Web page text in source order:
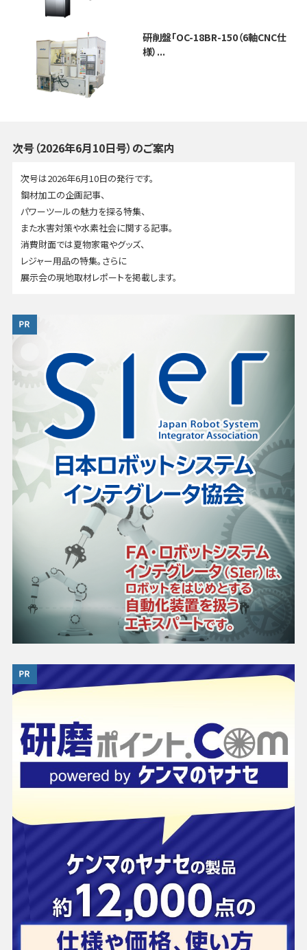
研削盤「OC-18BR-150（6軸CNC仕
様）...
次号（2026年6月10日号）のご案内
次号は2026年6月10日の発行です。
鋼材加工の企画記事、
パワーツールの魅力を探る特集、
また水害対策や水素社会に関する記事。
消費財面では夏物家電やグッズ、
レジャー用品の特集。さらに
展示会の現地取材レポートを掲載します。